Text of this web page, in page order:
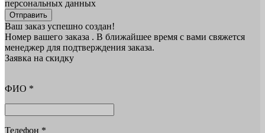
персональных данных
Отправить
Ваш заказ успешно создан!
Номер вашего заказа . В ближайшее время с вами свяжется
менеджер для подтверждения заказа.
Заявка на скидку
ФИО *
Телефон *